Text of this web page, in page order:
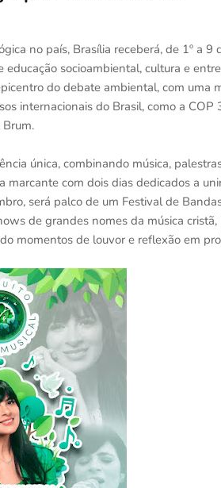
no país, Brasília receberá, de 1º a 9
socioambiental, cultura e
do debate ambiental, com uma
internacionais do Brasil, como a COP
única, combinando música,
com dois dias dedicados a
será palco de um Festival de
de grandes nomes da música
momentos de louvor e reflexão em